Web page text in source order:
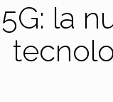
5G: la